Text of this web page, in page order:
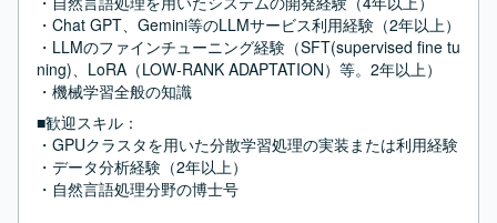
・Chat GPT、Gemini等のLLMサービス利用経験（2年以上）
・LLMのファインチューニング経験（SFT(supervised fine tu
ning)、LoRA（LOW-RANK ADAPTATION）等。2年以上）
・機械学習全般の知識
■歓迎スキル：
・GPUクラスタを用いた分散学習処理の実装または利用経験
・データ分析経験（2年以上）
・自然言語処理分野の博士号